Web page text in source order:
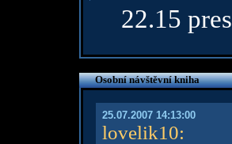
22.15
Osobní návštěvní kniha
25.07.2007 14:13:00
lovelik10: